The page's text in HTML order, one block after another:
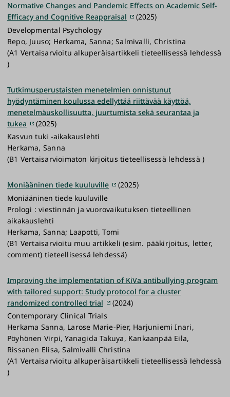
Normative Changes and Pandemic Effects on Academic Self-
Efficacy and Cognitive Reappraisal
(2025)
Developmental Psychology
Repo, Juuso; Herkama, Sanna; Salmivalli, Christina
(A1 Vertaisarvioitu alkuperäisartikkeli tieteellisessä lehdessä
)
Tutkimusperustaisten menetelmien onnistunut
hyödyntäminen koulussa edellyttää riittävää käyttöä,
menetelmäuskollisuutta, juurtumista sekä seurantaa ja
tukea
(2025)
Kasvun tuki -aikakauslehti
Herkama, Sanna
(B1 Vertaisarvioimaton kirjoitus tieteellisessä lehdessä )
Moniääninen tiede kuuluville
(2025)
Moniääninen tiede kuuluville
Prologi : viestinnän ja vuorovaikutuksen tieteellinen
aikakauslehti
Herkama, Sanna; Laapotti, Tomi
(B1 Vertaisarvioitu muu artikkeli (esim. pääkirjoitus, letter,
comment) tieteellisessä lehdessä)
Improving the implementation of KiVa antibullying program
with tailored support: Study protocol for a cluster
randomized controlled trial
(2024)
Contemporary Clinical Trials
Herkama Sanna, Larose Marie-Pier, Harjuniemi Inari,
Pöyhönen Virpi, Yanagida Takuya, Kankaanpää Eila,
Rissanen Elisa, Salmivalli Christina
(A1 Vertaisarvioitu alkuperäisartikkeli tieteellisessä lehdessä
)